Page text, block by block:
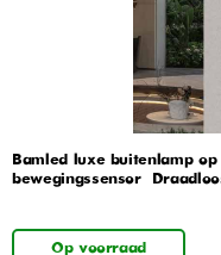
Bamled luxe buitenlamp op
bewegingssensor –
Op voorraad